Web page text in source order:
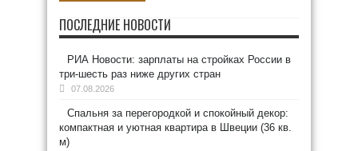
ПОСЛЕДНИЕ НОВОСТИ
РИА Новости: зарплаты на стройках России в
три-шесть раз ниже других стран
07.08.2026
Спальня за перегородкой и спокойный декор:
компактная и уютная квартира в Швеции (36 кв.
м)